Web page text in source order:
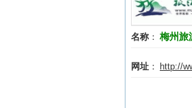
名称 ： 梅州旅
网址 ： http://